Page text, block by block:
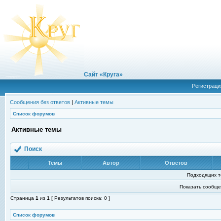
Сайт «Круга»
Сообщения без ответов | Активные темы
Список форумов
Активные темы
Поиск
Темы Автор Ответов
Подходящих
Показать
Страница 1 из 1 [ Результатов поиска: 0 ]
Список форумов